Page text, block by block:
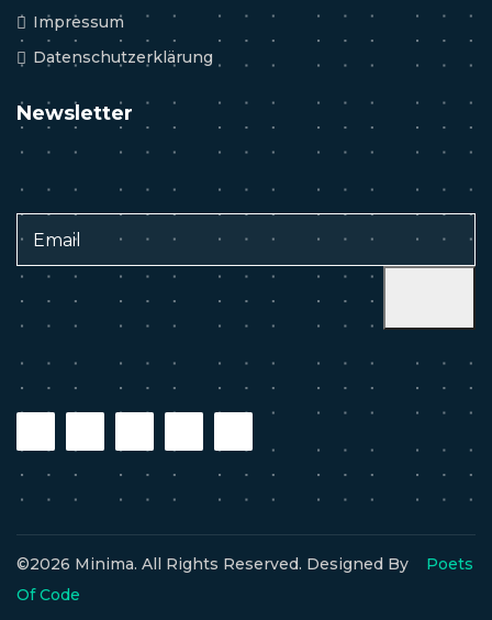
Impressum
Datenschutzerklärung
Newsletter
©2026 Minima. All Rights Reserved. Designed By
Poets
Of Code